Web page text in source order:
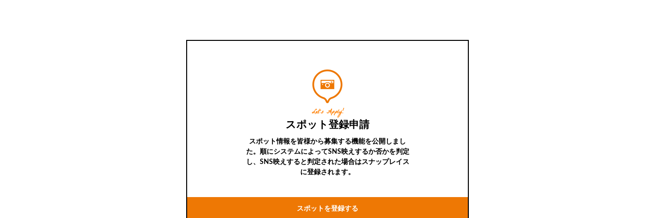
Let’s Apply!
スポット登録申請
スポット情報を皆様から募集する機能を公開しまし
た。順にシステムによってSNS映えするか否かを判定
し、SNS映えすると判定された場合はスナップレイス
に登録されます。
スポットを登録する